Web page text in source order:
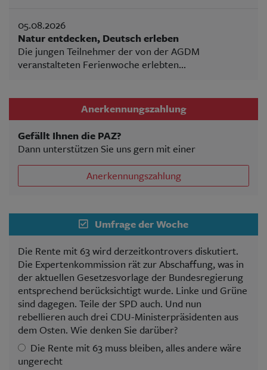
05.08.2026
Natur entdecken, Deutsch erleben
Die jungen Teilnehmer der von der AGDM
veranstalteten Ferienwoche erlebten...
Anerkennungszahlung
Gefällt Ihnen die PAZ?
Dann unterstützen Sie uns gern mit einer
Anerkennungszahlung
Umfrage der Woche
Die Rente mit 63 wird derzeitkontrovers diskutiert.
Die Expertenkommission rät zur Abschaffung, was in
der aktuellen Gesetzesvorlage der Bundesregierung
entsprechend berücksichtigt wurde. Linke und Grüne
sind dagegen. Teile der SPD auch. Und nun
rebellieren auch drei CDU-Ministerpräsidenten aus
dem Osten. Wie denken Sie darüber?
Die Rente mit 63 muss bleiben, alles andere wäre
ungerecht